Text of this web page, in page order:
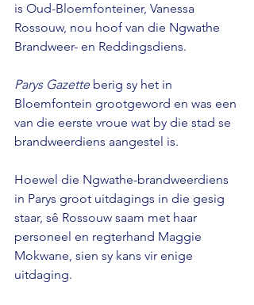
is Oud-Bloemfonteiner, Vanessa
Rossouw, nou hoof van die Ngwathe
Brandweer- en Reddingsdiens.
Parys Gazette berig sy het in
Bloemfontein grootgeword en was een
van die eerste vroue wat by die stad se
brandweerdiens aangestel is.
Hoewel die Ngwathe-brandweerdiens
in Parys groot uitdagings in die gesig
staar, sê Rossouw saam met haar
personeel en regterhand Maggie
Mokwane, sien sy kans vir enige
uitdaging.